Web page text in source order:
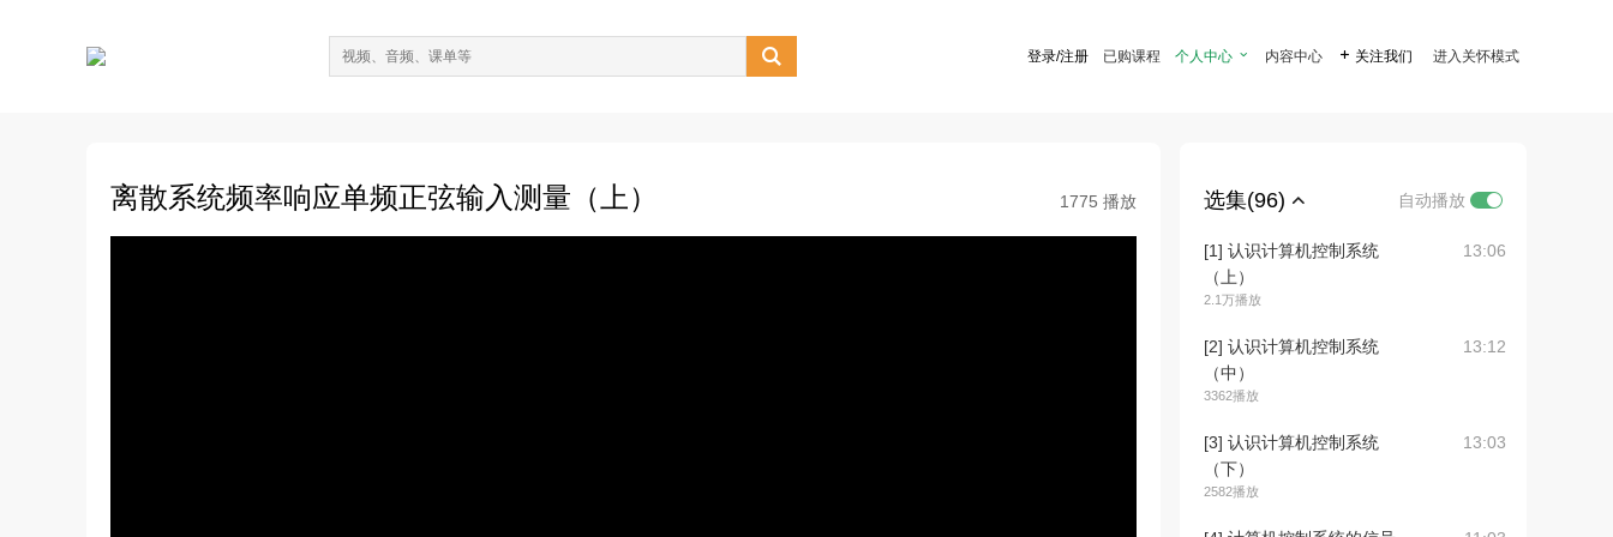
 登录/注册 已购课程 个人中心  内容中心  关注我们 进入关怀模式
离散系统频率响应单频正弦输入测量（上） 1775 播放 选集(96) 自动播放
[1] 认识计算机控制系统
（上）
2.1万播放
13:06
[2] 认识计算机控制系统
（中）
3362播放
13:12
[3] 认识计算机控制系统
（下）
2582播放
13:03